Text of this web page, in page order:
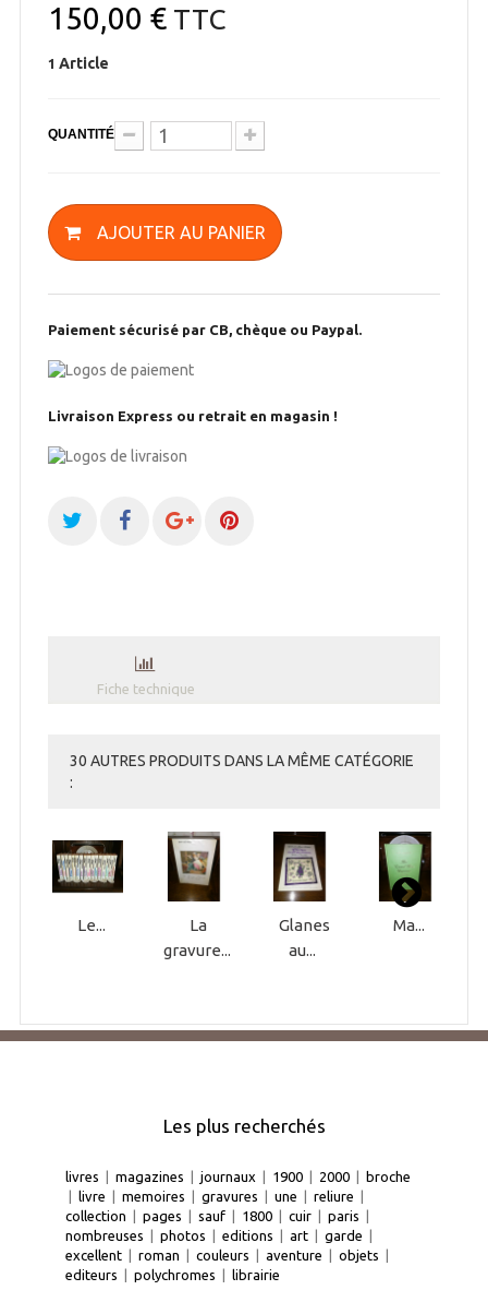
150,00 €TTC
1 Article
QUANTITÉ
AJOUTER AU PANIER
Paiement sécurisé par CB, chèque ou Paypal.
Livraison Express ou retrait en magasin !
Fiche technique
30 AUTRES PRODUITS DANS LA MÊME CATÉGORIE
:
Le...
La
gravure...
Glanes
au...
Ma...
Les plus recherchés
livres | magazines | journaux | 1900 | 2000 | broche
| livre | memoires | gravures | une | reliure |
collection | pages | sauf | 1800 | cuir | paris |
nombreuses | photos | editions | art | garde |
excellent | roman | couleurs | aventure | objets |
editeurs | polychromes | librairie